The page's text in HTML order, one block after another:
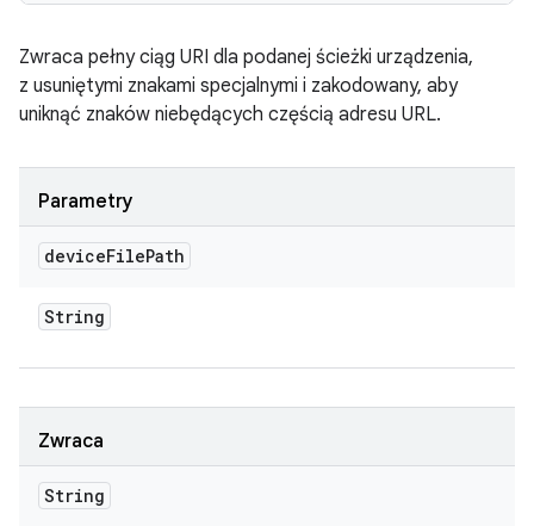
Zwraca pełny ciąg URI dla podanej ścieżki urządzenia,
z usuniętymi znakami specjalnymi i zakodowany, aby
uniknąć znaków niebędących częścią adresu URL.
Parametry
deviceFilePath
String
Zwraca
String